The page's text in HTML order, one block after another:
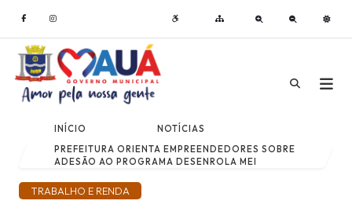
INÍCIO
NOTÍCIAS
PREFEITURA ORIENTA EMPREENDEDORES SOBRE
ADESÃO AO PROGRAMA DESENROLA MEI
TRABALHO E RENDA